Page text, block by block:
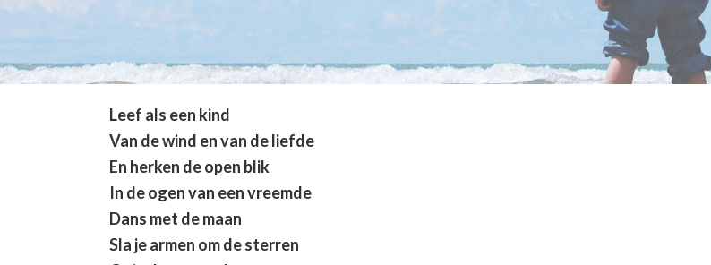
Leef als een kind
Van de wind en van de liefde
En herken de open blik
In de ogen van een vreemde
Dans met de maan
Sla je armen om de sterren